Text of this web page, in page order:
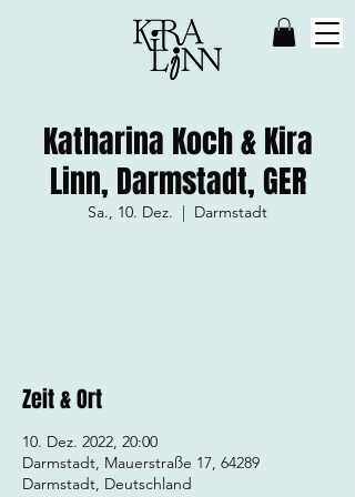
Katharina Koch & Kira
Linn, Darmstadt, GER
Sa., 10. Dez.
  |
Darmstadt
Zeit & Ort
10. Dez. 2022, 20:00
Darmstadt, Mauerstraße 17, 64289
Darmstadt, Deutschland